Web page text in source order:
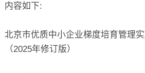
内容如下:
北京市优质中小企业梯度培育管理实
（2025年修订版）